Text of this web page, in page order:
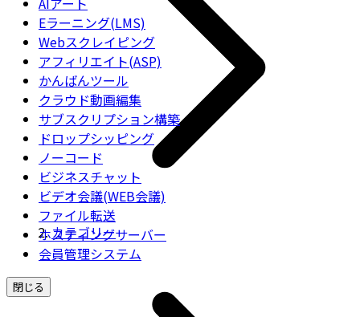
Eラーニング(LMS)
Webスクレイピング
アフィリエイト(ASP)
かんばんツール
クラウド動画編集
サブスクリプション構築
ドロップシッピング
ノーコード
ビジネスチャット
ビデオ会議(WEB会議)
ファイル転送
ホスティングサーバー
会員管理システム
閉じる
カテゴリー